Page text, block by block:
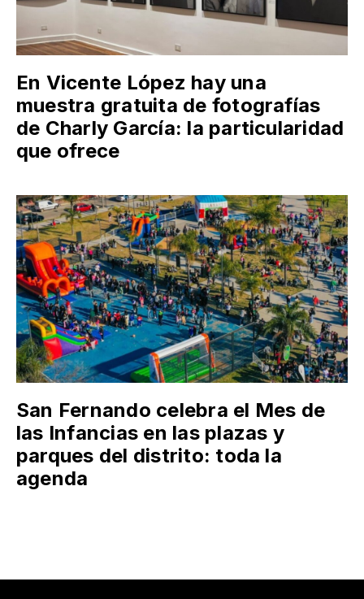
En Vicente López hay una
muestra gratuita de fotografías
de Charly García: la particularidad
que ofrece
San Fernando celebra el Mes de
las Infancias en las plazas y
parques del distrito: toda la
agenda